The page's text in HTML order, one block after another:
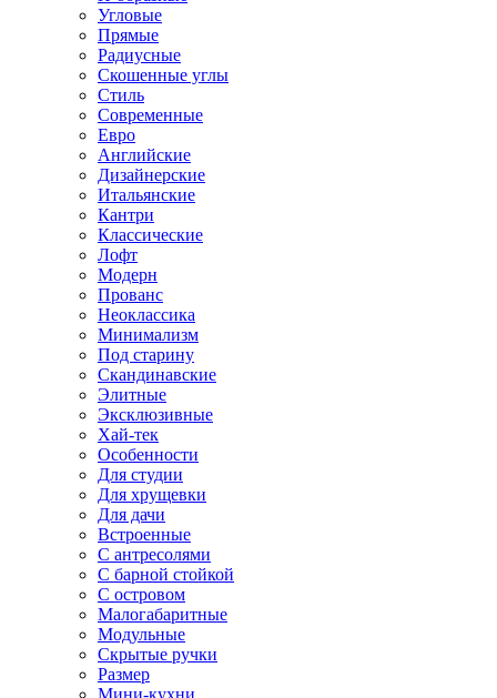
Угловые
Прямые
Радиусные
Скошенные углы
Стиль
Современные
Евро
Английские
Дизайнерские
Итальянские
Кантри
Классические
Лофт
Модерн
Прованс
Неоклассика
Минимализм
Под старину
Скандинавские
Элитные
Эксклюзивные
Хай-тек
Особенности
Для студии
Для хрущевки
Для дачи
Встроенные
С антресолями
С барной стойкой
С островом
Малогабаритные
Модульные
Скрытые ручки
Размер
Мини-кухни